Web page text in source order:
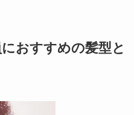
おすすめの髪型と